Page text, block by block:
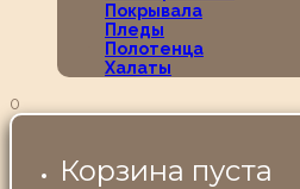
Покрывала
Пледы
Полотенца
Халаты
0
Корзина пуста